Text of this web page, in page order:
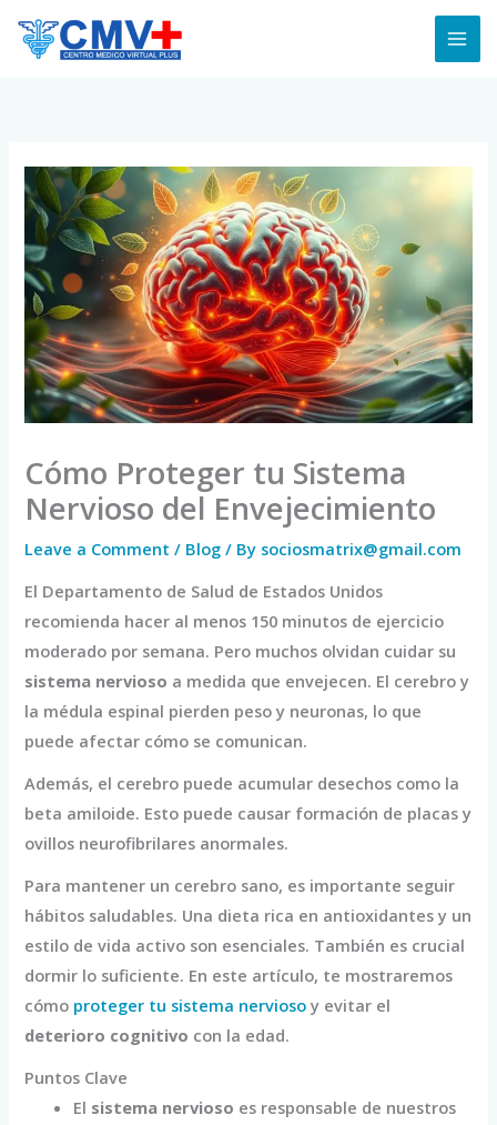
Cómo Proteger tu Sistema
Nervioso del Envejecimiento
Leave a Comment / Blog / By sociosmatrix@gmail.com
El Departamento de Salud de Estados Unidos
recomienda hacer al menos 150 minutos de ejercicio
moderado por semana. Pero muchos olvidan cuidar su
sistema nervioso a medida que envejecen. El cerebro y
la médula espinal pierden peso y neuronas, lo que
puede afectar cómo se comunican.
Además, el cerebro puede acumular desechos como la
beta amiloide. Esto puede causar formación de placas y
ovillos neurofibrilares anormales.
Para mantener un cerebro sano, es importante seguir
hábitos saludables. Una dieta rica en antioxidantes y un
estilo de vida activo son esenciales. También es crucial
dormir lo suficiente. En este artículo, te mostraremos
cómo proteger tu sistema nervioso y evitar el
deterioro cognitivo con la edad.
Puntos Clave
El sistema nervioso es responsable de nuestros